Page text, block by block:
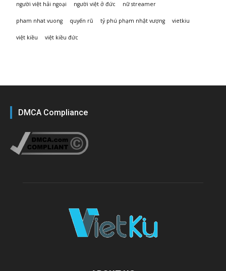
người việt hải ngoại người việt ở đức nữ streamer
pham nhat vuong quyến rũ tỷ phú phạm nhật vượng vietkiu
việt kiều việt kiều đức
DMCA Compliance